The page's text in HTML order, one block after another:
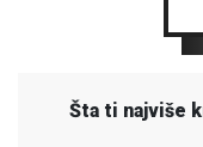
Šta ti najviše